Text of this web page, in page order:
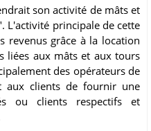
son activité de mâts et
L'activité principale de cette
revenus grâce à la location
liées aux mâts et aux tours
des opérateurs de
aux clients de fournir une
ou clients respectifs et